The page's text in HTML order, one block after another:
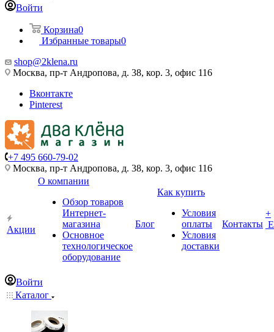
Войти
Корзина0
Избранные товары0
shop@2klena.ru
Москва, пр-т Андропова, д. 38, кор. 3, офис 116
Вконтакте
Pinterest
+7 495 660-79-02
Москва, пр-т Андропова, д. 38, кор. 3, офис 116
Акции
О компании
Обзор товаров
Интернет-
магазина
Основное
технологическое
оборудование
Блог
Как купить
Условия
оплаты
Условия
доставки
Контакты
+
Войти
Каталог